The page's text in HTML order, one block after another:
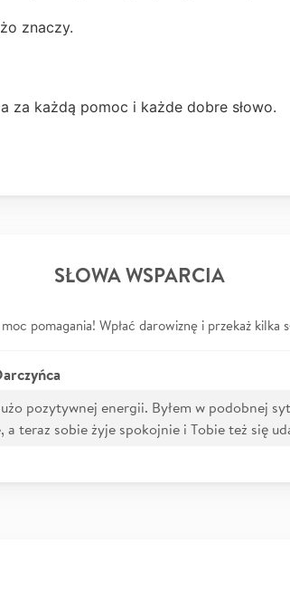
znaczy.
za każdą pomoc i każde dobre słowo.
SŁOWA WSPARCIA
pomagania! Wpłać darowiznę i przekaż kilka
pozytywnej energii. Byłem w podobnej
a teraz sobie żyje spokojnie i Tobie też się